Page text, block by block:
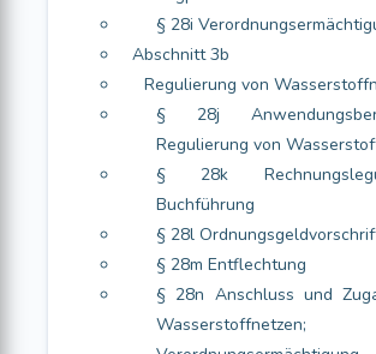
§ 28i
Abschnitt 3b
Regulierung von
§ 28j
Regulierung von
§ 28k
Buchführung
§ 28l
§ 28m Entflechtung
§ 28n Anschluss und
Wasserstoffnetzen;